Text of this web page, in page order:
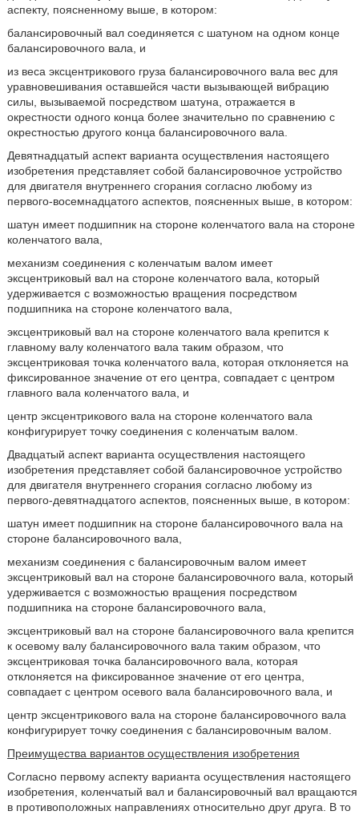
аспекту, поясненному выше, в котором:
балансировочный вал соединяется с шатуном на одном конце
балансировочного вала, и
из веса эксцентрикового груза балансировочного вала вес для
уравновешивания оставшейся части вызывающей вибрацию
силы, вызываемой посредством шатуна, отражается в
окрестности одного конца более значительно по сравнению с
окрестностью другого конца балансировочного вала.
Девятнадцатый аспект варианта осуществления настоящего
изобретения представляет собой балансировочное устройство
для двигателя внутреннего сгорания согласно любому из
первого-восемнадцатого аспектов, поясненных выше, в котором:
шатун имеет подшипник на стороне коленчатого вала на стороне
коленчатого вала,
механизм соединения с коленчатым валом имеет
эксцентриковый вал на стороне коленчатого вала, который
удерживается с возможностью вращения посредством
подшипника на стороне коленчатого вала,
эксцентриковый вал на стороне коленчатого вала крепится к
главному валу коленчатого вала таким образом, что
эксцентриковая точка коленчатого вала, которая отклоняется на
фиксированное значение от его центра, совпадает с центром
главного вала коленчатого вала, и
центр эксцентрикового вала на стороне коленчатого вала
конфигурирует точку соединения с коленчатым валом.
Двадцатый аспект варианта осуществления настоящего
изобретения представляет собой балансировочное устройство
для двигателя внутреннего сгорания согласно любому из
первого-девятнадцатого аспектов, поясненных выше, в котором:
шатун имеет подшипник на стороне балансировочного вала на
стороне балансировочного вала,
механизм соединения с балансировочным валом имеет
эксцентриковый вал на стороне балансировочного вала, который
удерживается с возможностью вращения посредством
подшипника на стороне балансировочного вала,
эксцентриковый вал на стороне балансировочного вала крепится
к осевому валу балансировочного вала таким образом, что
эксцентриковая точка балансировочного вала, которая
отклоняется на фиксированное значение от его центра,
совпадает с центром осевого вала балансировочного вала, и
центр эксцентрикового вала на стороне балансировочного вала
конфигурирует точку соединения с балансировочным валом.
Преимущества вариантов осуществления изобретения
Согласно первому аспекту варианта осуществления настоящего
изобретения, коленчатый вал и балансировочный вал вращаются
в противоположных направлениях относительно друг друга. В то